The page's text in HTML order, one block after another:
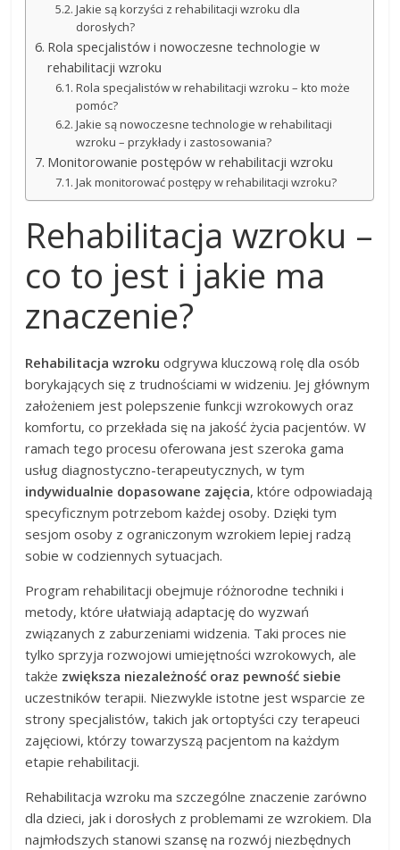
Jakie są korzyści z rehabilitacji wzroku dla
dorosłych?
Rola specjalistów i nowoczesne technologie w
rehabilitacji wzroku
Rola specjalistów w rehabilitacji wzroku – kto może
pomóc?
Jakie są nowoczesne technologie w rehabilitacji
wzroku – przykłady i zastosowania?
Monitorowanie postępów w rehabilitacji wzroku
Jak monitorować postępy w rehabilitacji wzroku?
Rehabilitacja wzroku –
co to jest i jakie ma
znaczenie?
Rehabilitacja wzroku odgrywa kluczową rolę dla osób
borykających się z trudnościami w widzeniu. Jej głównym
założeniem jest polepszenie funkcji wzrokowych oraz
komfortu, co przekłada się na jakość życia pacjentów. W
ramach tego procesu oferowana jest szeroka gama
usług diagnostyczno-terapeutycznych, w tym
indywidualnie dopasowane zajęcia, które odpowiadają
specyficznym potrzebom każdej osoby. Dzięki tym
sesjom osoby z ograniczonym wzrokiem lepiej radzą
sobie w codziennych sytuacjach.
Program rehabilitacji obejmuje różnorodne techniki i
metody, które ułatwiają adaptację do wyzwań
związanych z zaburzeniami widzenia. Taki proces nie
tylko sprzyja rozwojowi umiejętności wzrokowych, ale
także zwiększa niezależność oraz pewność siebie
uczestników terapii. Niezwykle istotne jest wsparcie ze
strony specjalistów, takich jak ortoptyści czy terapeuci
zajęciowi, którzy towarzyszą pacjentom na każdym
etapie rehabilitacji.
Rehabilitacja wzroku ma szczególne znaczenie zarówno
dla dzieci, jak i dorosłych z problemami ze wzrokiem. Dla
najmłodszych stanowi szansę na rozwój niezbędnych